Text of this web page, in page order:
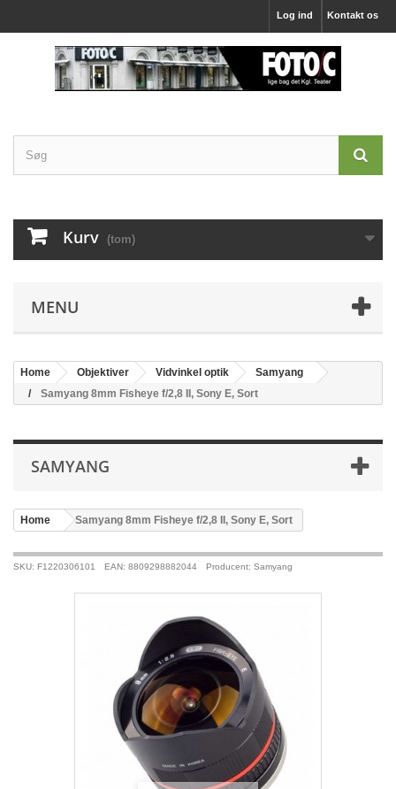
Kontakt os
Log ind
Kurv (tom)
MENU
Home Objektiver Vidvinkel optik
Samyang
Samyang 8mm Fisheye f/2,8 II, Sony E, Sort
SAMYANG
Home >Samyang 8mm Fisheye f/2,8 II, Sony E, Sort
SKU: F1220306101 EAN: 8809298882044 Producent: Samyang